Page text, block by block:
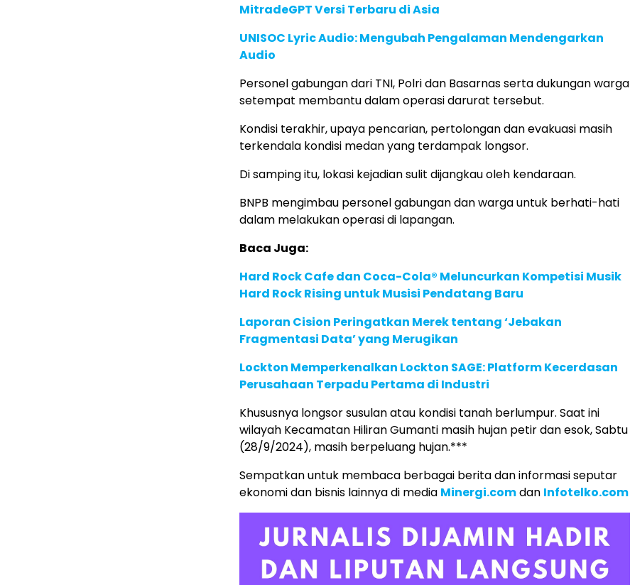
MitradeGPT Versi Terbaru di Asia
UNISOC Lyric Audio: Mengubah Pengalaman Mendengarkan
Audio
Personel gabungan dari TNI, Polri dan Basarnas serta dukungan warga
setempat membantu dalam operasi darurat tersebut.
Kondisi terakhir, upaya pencarian, pertolongan dan evakuasi masih
terkendala kondisi medan yang terdampak longsor.
Di samping itu, lokasi kejadian sulit dijangkau oleh kendaraan.
BNPB mengimbau personel gabungan dan warga untuk berhati-hati
dalam melakukan operasi di lapangan.
Baca Juga:
Hard Rock Cafe dan Coca-Cola® Meluncurkan Kompetisi Musik
Hard Rock Rising untuk Musisi Pendatang Baru
Laporan Cision Peringatkan Merek tentang ‘Jebakan
Fragmentasi Data’ yang Merugikan
Lockton Memperkenalkan Lockton SAGE: Platform Kecerdasan
Perusahaan Terpadu Pertama di Industri
Khususnya longsor susulan atau kondisi tanah berlumpur. Saat ini
wilayah Kecamatan Hiliran Gumanti masih hujan petir dan esok, Sabtu
(28/9/2024), masih berpeluang hujan.***
Sempatkan untuk membaca berbagai berita dan informasi seputar
ekonomi dan bisnis lainnya di media Minergi.comdan Infotelko.com